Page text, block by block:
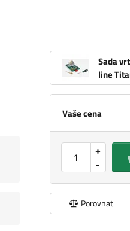
Sada
line
Vaše cena
-
+
Porovnat